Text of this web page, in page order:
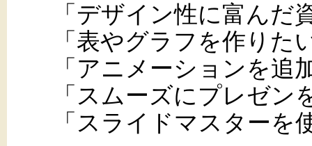
「デザイン性に富んだ
「表やグラフを作りた
「アニメーションを追
「スムーズにプレゼン
「スライドマスターを